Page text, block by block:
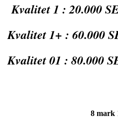
Kvalitet 1 : 20.000
Kvalitet 1+ : 60.000
Kvalitet 01 : 80.000
8 mark